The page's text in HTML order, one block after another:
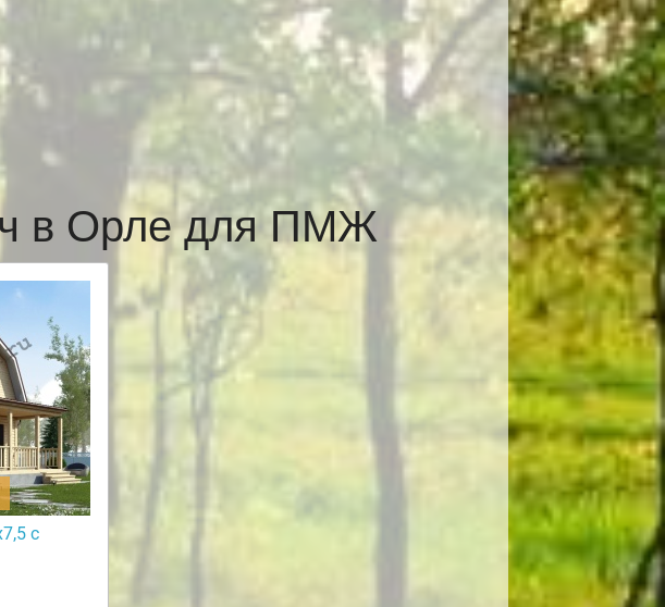
в Орле для ПМЖ
с